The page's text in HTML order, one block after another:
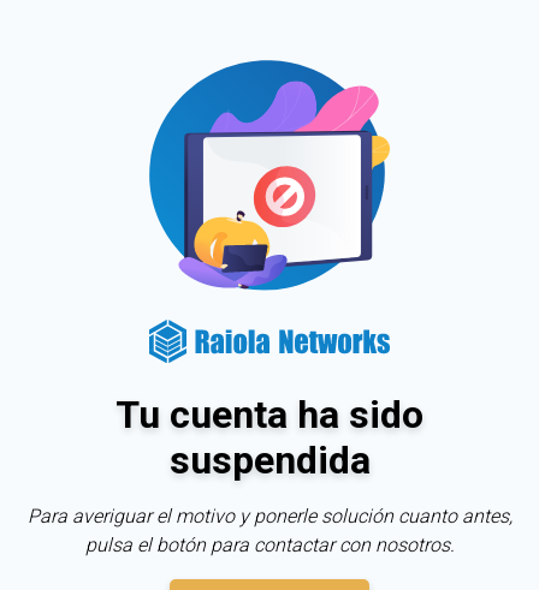
Tu cuenta ha sido
suspendida
Para averiguar el motivo y ponerle solución cuanto antes,
pulsa el botón para contactar con nosotros.